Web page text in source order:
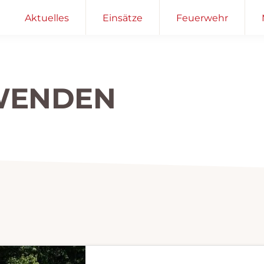
Aktuelles Einsätze Feuerwehr